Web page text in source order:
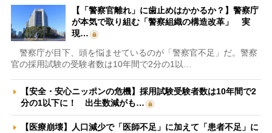
【「警察官離れ」に歯止めはかかるか？】警察庁
が本気で取り組む「警察組織の構造改革」 実
現…
警察庁が目下、頭を悩ませているのが「警察官不足」だ。警察
官の採用試験の受験者数は10年間で2分の1以…
【安全・安心ニッポンの危機】採用試験受験者数は10年間で2
分の1以下に！ 出生数減がも…
【医療崩壊】人口減少で「医師不足」に加えて「患者不足」に